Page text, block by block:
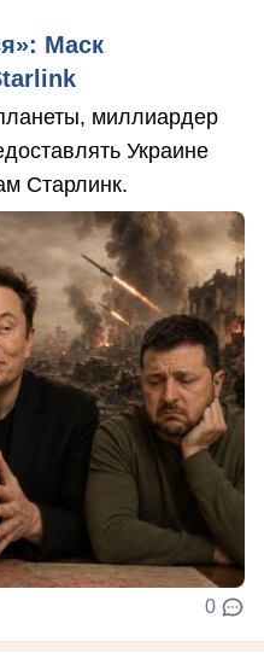
Маск
миллиардер
Украине
Старлинк.
0